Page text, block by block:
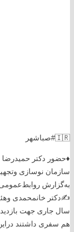
🇮🇷#صباشهر
♦️حضور دکتر
سازمان نوسازی
به‌گزارش
سال جاری جهت
هم سفری داشتند